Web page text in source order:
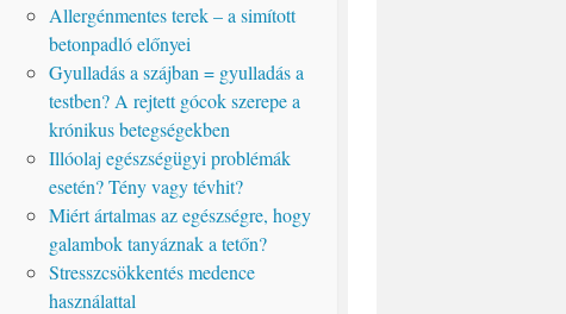
Allergénmentes terek – a simított
betonpadló előnyei
Gyulladás a szájban = gyulladás a
testben? A rejtett gócok szerepe a
krónikus betegségekben
Illóolaj egészségügyi problémák
esetén? Tény vagy tévhit?
Miért ártalmas az egészségre, hogy
galambok tanyáznak a tetőn?
Stresszcsökkentés medence
használattal